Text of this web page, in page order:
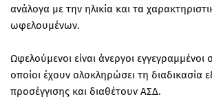
ανάλογα με την ηλικία και τα
ωφελουμένων.
Ωφελούμενοι είναι άνεργοι εγγεγραμμένοι
οποίοι έχουν ολοκληρώσει τη διαδικασία
προσέγγισης και διαθέτουν ΑΣΔ.